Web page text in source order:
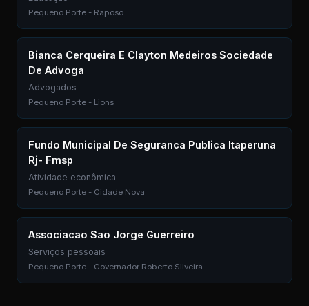
Pequeno Porte - Raposo
Bianca Cerqueira E Clayton Medeiros Sociedade
De Advoga
Advogados
Pequeno Porte - Lions
Fundo Municipal De Seguranca Publica Itaperuna
Rj- Fmsp
Atividade econômica
Pequeno Porte - Cidade Nova
Associacao Sao Jorge Guerreiro
Serviços pessoais
Pequeno Porte - Governador Roberto Silveira